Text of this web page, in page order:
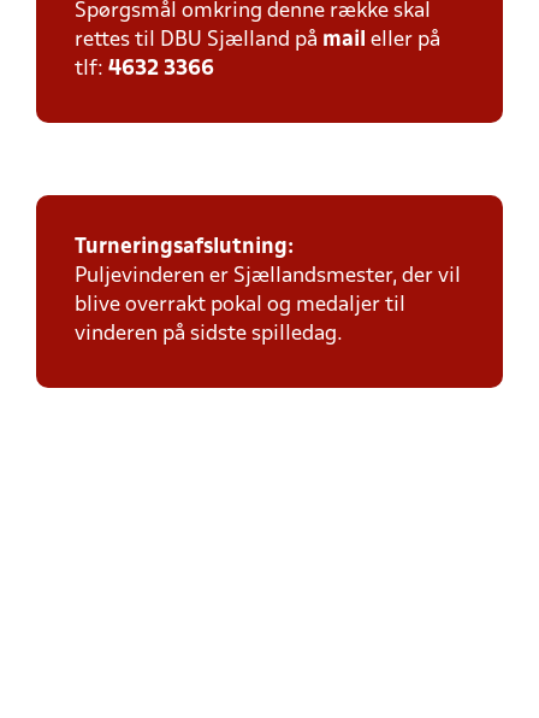
Spørgsmål omkring denne række skal
rettes til DBU Sjælland på mail eller på
tlf: 4632 3366
Turneringsafslutning:
Puljevinderen er Sjællandsmester, der vil
blive overrakt pokal og medaljer til
vinderen på sidste spilledag.